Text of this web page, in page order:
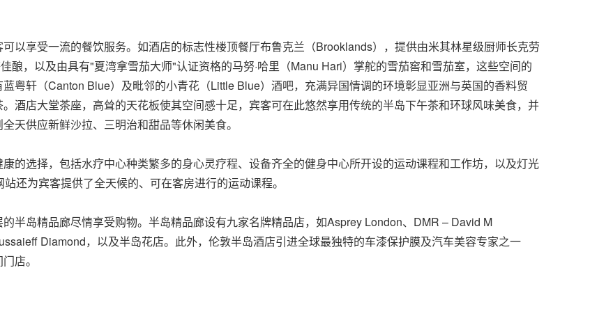
以享受一流的餐饮服务。如酒店的标志性楼顶餐厅布鲁克兰（Brooklands），提供由米其林星级厨师长克劳
酿，以及由具有"夏湾拿雪茄大师"认证资格的马努·哈里（Manu Hari）掌舵的雪茄窖和雪茄室，这些空间的
粤轩（Canton Blue）及毗邻的小青花（Little Blue）酒吧，充满异国情调的环境彰显亚洲与英国的香料贸
酒店大堂茶座，高耸的天花板使其空间感十足，宾客可在此悠然享用传统的半岛下午茶和环球风味美食，并
天供应新鲜沙拉、三明治和甜品等休闲美食。
的选择，包括水疗中心种类繁多的身心灵疗程、设备齐全的健身中心所开设的运动课程和工作坊，以及灯光
还为宾客提供了全天候的、可在客房进行的运动课程。
半岛精品廊尽情享受购物。半岛精品廊设有九家名牌精品店，如Asprey London、DMR – David M
Diamond，以及半岛花店。此外，伦敦半岛酒店引进全球最独特的车漆保护膜及汽车美容专家之一
店。